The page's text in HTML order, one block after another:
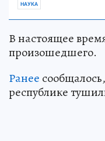
НАУКА
В настоящее
произошедшего.
Ранее
республике